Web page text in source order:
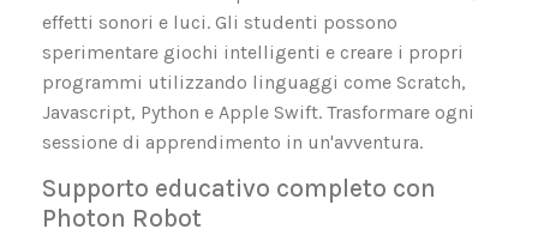
effetti sonori e luci. Gli studenti possono
sperimentare giochi intelligenti e creare i propri
programmi utilizzando linguaggi come Scratch,
Javascript, Python e Apple Swift. Trasformare ogni
sessione di apprendimento in un'avventura.
Supporto educativo completo con
Photon Robot